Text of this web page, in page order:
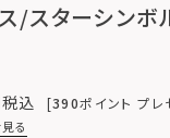
/スターシン
税込 390ポイント プレ
る